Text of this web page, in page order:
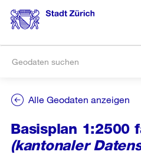
Alle Geodaten anzeigen
Basisplan 1:2500
(kantonaler